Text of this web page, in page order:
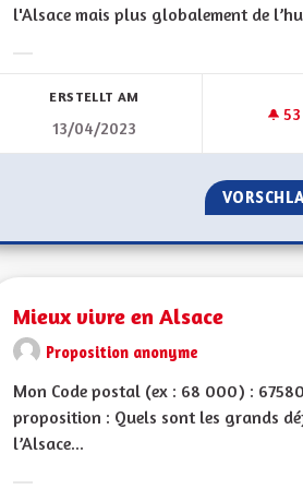
CONSÉCUTIFS POUR LES ÉLUS
DE DEUX MANDATS CONSÉCUTIFS
l'Alsace mais plus globalement de
ERSTELLT AM
13/04/2023
53
Mieux vivre en Alsace
Proposition anonyme
Mon Code postal (ex : 68 000) :
proposition : Quels sont les grands
l’Alsace...